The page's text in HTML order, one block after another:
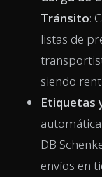
Tránsito:
listas de
siendo
Etiquetas
DB
envíos en